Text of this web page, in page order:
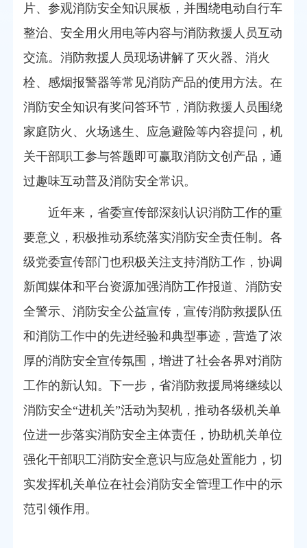
片、参观消防安全知识展板，并围绕电动自行车
整治、安全用火用电等内容与消防救援人员互动
交流。消防救援人员现场讲解了灭火器、消火
栓、感烟报警器等常见消防产品的使用方法。在
消防安全知识有奖问答环节，消防救援人员围绕
家庭防火、火场逃生、应急避险等内容提问，机
关干部职工参与答题即可赢取消防文创产品，通
过趣味互动普及消防安全常识。
近年来，省委宣传部深刻认识消防工作的重
要意义，积极推动系统落实消防安全责任制。各
级党委宣传部门也积极关注支持消防工作，协调
新闻媒体和平台资源加强消防工作报道、消防安
全警示、消防安全公益宣传，宣传消防救援队伍
和消防工作中的先进经验和典型事迹，营造了浓
厚的消防安全宣传氛围，增进了社会各界对消防
工作的新认知。下一步，省消防救援局将继续以
消防安全“进机关”活动为契机，推动各级机关单
位进一步落实消防安全主体责任，协助机关单位
强化干部职工消防安全意识与应急处置能力，切
实发挥机关单位在社会消防安全管理工作中的示
范引领作用。